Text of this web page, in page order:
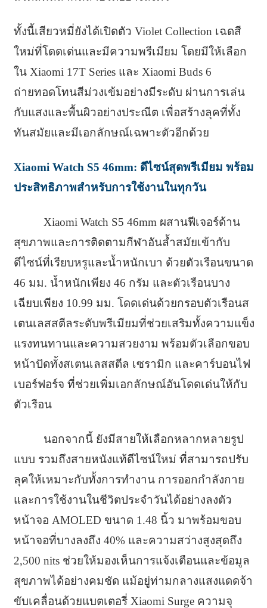
ทั้งนี้เสียวหมี่ยังได้เปิดตัว Violet Collection เฉดสี
ใหม่ที่โดดเด่นและมีความพรีเมียม โดยมีให้เลือก
ใน Xiaomi 17T Series และ Xiaomi Buds 6
ถ่ายทอดโทนสีม่วงเข้มอย่างมีระดับ ผ่านการเล่น
กับแสงและพื้นผิวอย่างประณีต เพื่อสร้างลุคที่ทั้ง
ทันสมัยและมีเอกลักษณ์เฉพาะตัวอีกด้วย
Xiaomi Watch S5 46mm: ดีไซน์สุดพรีเมียม พร้อม
ประสิทธิภาพสำหรับการใช้งานในทุกวัน
Xiaomi Watch S5 46mm ผสานฟีเจอร์ด้าน
สุขภาพและการติดตามกีฬาอันล้ำสมัยเข้ากับ
ดีไซน์ที่เรียบหรูและน้ำหนักเบา ด้วยตัวเรือนขนาด
46 มม. น้ำหนักเพียง 46 กรัม และตัวเรือนบาง
เฉียบเพียง 10.99 มม. โดดเด่นด้วยกรอบตัวเรือนส
เตนเลสสตีลระดับพรีเมียมที่ช่วยเสริมทั้งความแข็ง
แรงทนทานและความสวยงาม พร้อมตัวเลือกขอบ
หน้าปัดทั้งสเตนเลสสตีล เซรามิก และคาร์บอนไฟ
เบอร์ฟอร์จ ที่ช่วยเพิ่มเอกลักษณ์อันโดดเด่นให้กับ
ตัวเรือน
นอกจากนี้ ยังมีสายให้เลือกหลากหลายรูป
แบบ รวมถึงสายหนังแท้ดีไซน์ใหม่ ที่สามารถปรับ
ลุคให้เหมาะกับทั้งการทำงาน การออกกำลังกาย
และการใช้งานในชีวิตประจำวันได้อย่างลงตัว
หน้าจอ AMOLED ขนาด 1.48 นิ้ว มาพร้อมขอบ
หน้าจอที่บางลงถึง 40% และความสว่างสูงสุดถึง
2,500 nits ช่วยให้มองเห็นการแจ้งเตือนและข้อมูล
สุขภาพได้อย่างคมชัด แม้อยู่ท่ามกลางแสงแดดจ้า
ขับเคลื่อนด้วยแบตเตอรี่ Xiaomi Surge ความจุ